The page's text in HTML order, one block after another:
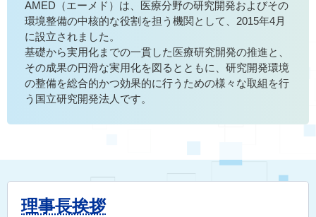
AMED（エーメド）は、医療分野の研究開発およびその
環境整備の中核的な役割を担う機関として、2015年4月
に設立されました。
基礎から実用化までの一貫した医療研究開発の推進と、
その成果の円滑な実用化を図るとともに、研究開発環境
の整備を総合的かつ効果的に行うための様々な取組を行
う国立研究開発法人です。
理事長挨拶